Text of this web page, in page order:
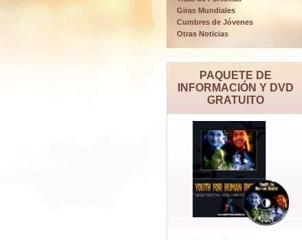
Giras Mundiales
Cumbres de Jóvenes
Otras Noticias
PAQUETE DE
INFORMACIÓN Y DVD
GRATUITO